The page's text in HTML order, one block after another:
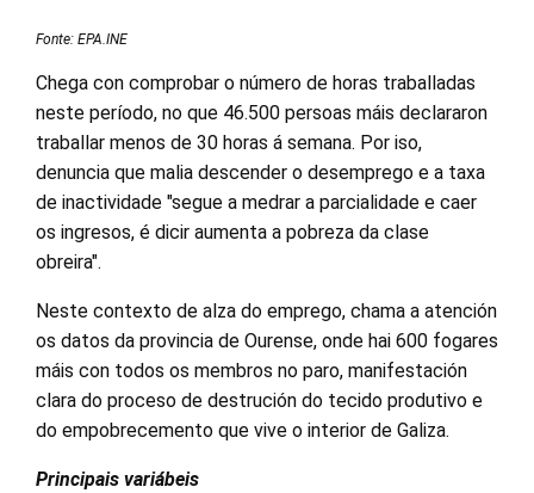
Fonte: EPA.INE
Chega con comprobar o número de horas traballadas
neste período, no que 46.500 persoas máis declararon
traballar menos de 30 horas á semana. Por iso,
denuncia que malia descender o desemprego e a taxa
de inactividade "segue a medrar a parcialidade e caer
os ingresos, é dicir aumenta a pobreza da clase
obreira".
Neste contexto de alza do emprego, chama a atención
os datos da provincia de Ourense, onde hai 600 fogares
máis con todos os membros no paro, manifestación
clara do proceso de destrución do tecido produtivo e
do empobrecemento que vive o interior de Galiza.
Principais variábeis